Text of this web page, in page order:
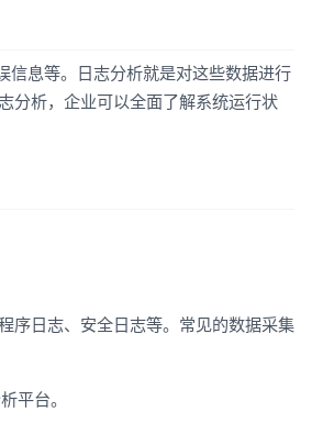
信息等。日志分析就是对这些数据进行
分析，企业可以全面了解系统运行状
序日志、安全日志等。常见的数据采集
平台。